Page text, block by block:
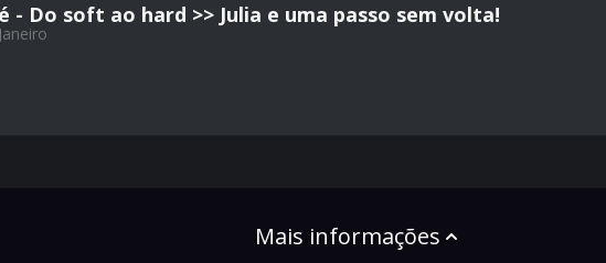
- Do soft ao hard >> Julia e uma passo sem volta!
Mais informações